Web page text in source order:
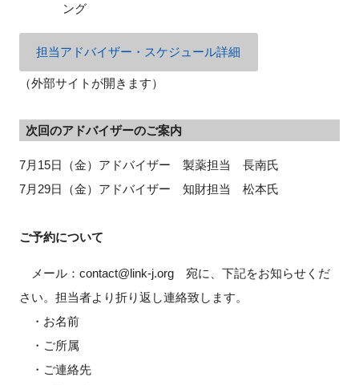
ング
担当アドバイザー・スケジュール詳細
（外部サイトが開きます）
次回のアドバイザーのご案内
7月15日（金）アドバイザー 製薬担当 長南氏
7月29日（金）アドバイザー 知財担当 松本氏
ご予約について
メール：contact@link-j.org 宛に、下記をお知らせくだ
さい。担当者より折り返し連絡致します。
・お名前
・ご所属
・ご連絡先